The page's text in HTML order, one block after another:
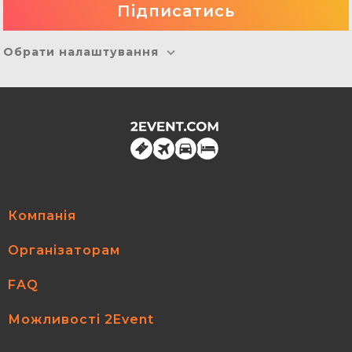
Обрати налаштування
Компанія
Організаторам
FAQ
Можливості 2Event